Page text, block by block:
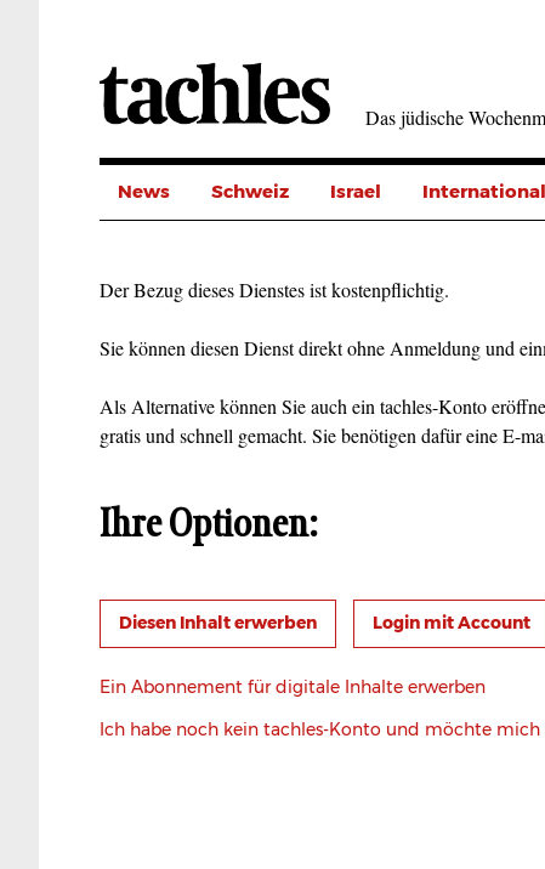
Das jüdische
News Schweiz Israel International
Der Bezug dieses Dienstes ist kostenpflichtig.
Sie können diesen Dienst direkt ohne Anmeldung und
Als Alternative können Sie auch ein tachles-Konto
gratis und schnell gemacht. Sie benötigen dafür eine E-
Ihre Optionen:
Login mit Account
Ein Abonnement für digitale Inhalte erwerben
Ich habe noch kein tachles-Konto und möchte